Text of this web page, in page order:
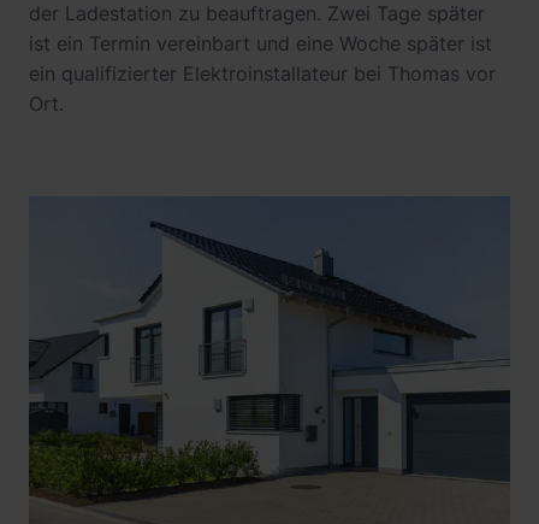
der Ladestation zu beauftragen. Zwei Tage später
ist ein Termin vereinbart und eine Woche später ist
ein qualifizierter Elektroinstallateur bei Thomas vor
Ort.